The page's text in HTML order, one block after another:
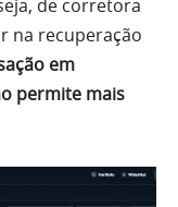
de corretora
na recuperação
em
permite mais